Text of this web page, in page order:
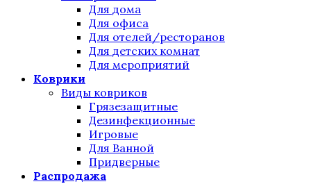
Для дома
Для офиса
Для отелей/ресторанов
Для детских комнат
Для мероприятий
Коврики
Виды ковриков
Грязезащитные
Дезинфекционные
Игровые
Для Ванной
Придверные
Распродажа